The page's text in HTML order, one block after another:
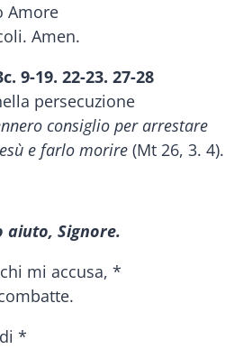
Amore
Amen.
9-19. 22-23. 27-28
persecuzione
consiglio per arrestare
e farlo morire (Mt 26, 3. 4).
aiuto, Signore.
mi accusa, *
*